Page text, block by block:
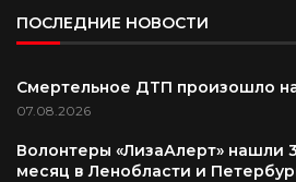
ПОСЛЕДНИЕ НОВОСТИ
Смертельное ДТП произошло
07.08.2026
Волонтеры «ЛизаАлерт» нашли
месяц в Ленобласти и